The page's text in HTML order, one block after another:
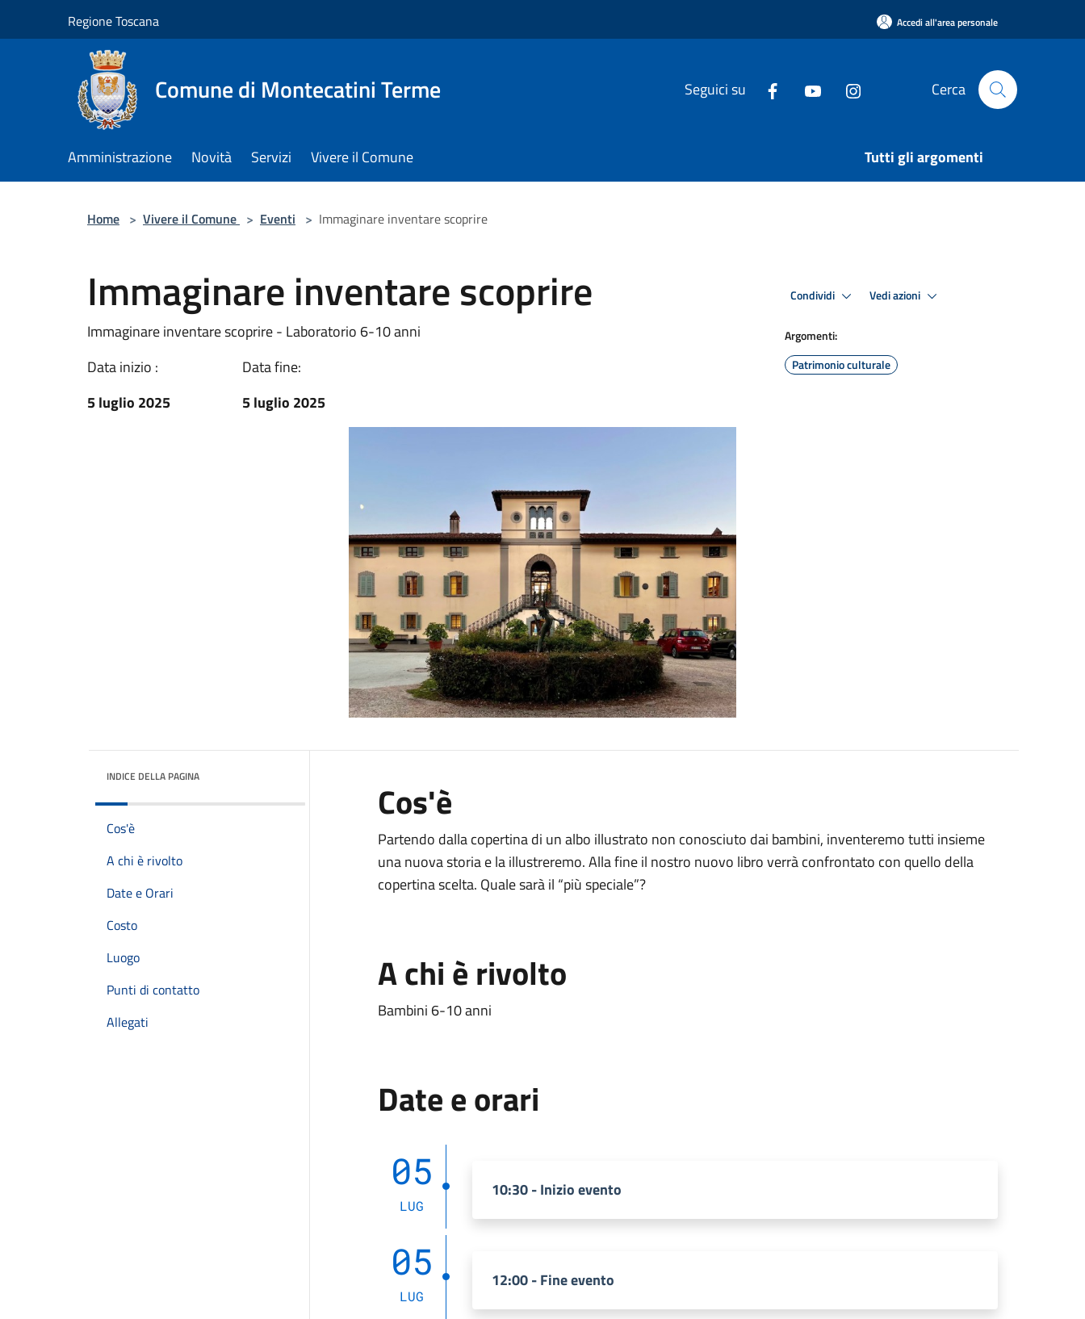
Regione Toscana Accedi all'area personale
Comune di Montecatini Terme Seguici su Cerca
Amministrazione Novità Servizi Vivere il Comune Tutti gli argomenti
Home > Vivere il Comune > Eventi > Immaginare inventare scoprire
Immaginare inventare scoprire
Immaginare inventare scoprire - Laboratorio 6-10 anni
Data inizio :
5 luglio 2025
Data fine:
5 luglio 2025
Condividi Vedi azioni
Argomenti:
Patrimonio culturale
INDICE DELLA PAGINA
Cos'è
A chi è rivolto
Date e Orari
Costo
Luogo
Punti di contatto
Allegati
Cos'è
Partendo dalla copertina di un albo illustrato non conosciuto dai bambini, inventeremo tutti insieme
una nuova storia e la illustreremo. Alla fine il nostro nuovo libro verrà confrontato con quello della
copertina scelta. Quale sarà il “più speciale”?
A chi è rivolto
Bambini 6-10 anni
Date e orari
05
LUG
10:30 - Inizio evento
05
LUG
12:00 - Fine evento